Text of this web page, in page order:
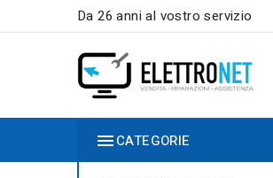
Da 26 anni al vostro servizio
CATEGORIE